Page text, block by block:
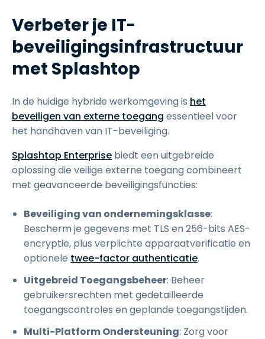
Verbeter je IT-
beveiligingsinfrastructuur
met Splashtop
In de huidige hybride werkomgeving is het
beveiligen van externe toegang essentieel voor
het handhaven van IT-beveiliging.
Splashtop Enterprise biedt een uitgebreide
oplossing die veilige externe toegang combineert
met geavanceerde beveiligingsfuncties:
Beveiliging van ondernemingsklasse:
Bescherm je gegevens met TLS en 256-bits AES-
encryptie, plus verplichte apparaatverificatie en
optionele twee-factor authenticatie.
Uitgebreid Toegangsbeheer: Beheer
gebruikersrechten met gedetailleerde
toegangscontroles en geplande toegangstijden.
Multi-Platform Ondersteuning: Zorg voor